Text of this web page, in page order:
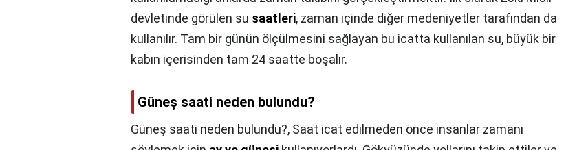
devletinde görülen su saatleri, zaman içinde diğer medeniyetler tarafından da
kullanılır. Tam bir günün ölçülmesini sağlayan bu icatta kullanılan su, büyük bir
kabın içerisinden tam 24 saatte boşalır.
Güneş saati neden bulundu?
Güneş saati neden bulundu?, Saat icat edilmeden önce insanlar zamanı